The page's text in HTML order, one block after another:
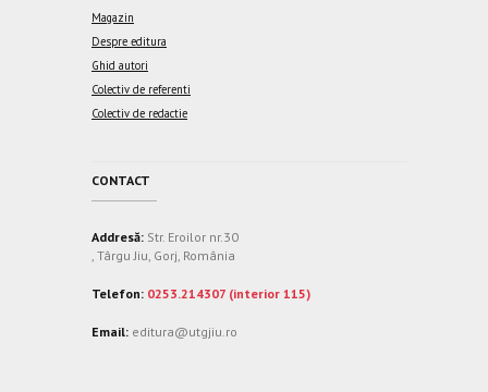
Magazin
Despre editura
Ghid autori
Colectiv de referenti
Colectiv de redactie
CONTACT
Addresă: Str. Eroilor nr.30
, Târgu Jiu, Gorj, România
Telefon: 0253.214307 (interior 115)
Email: editura@utgjiu.ro